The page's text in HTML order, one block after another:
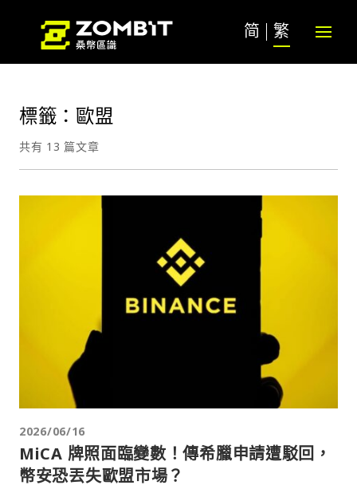
简 繁
標籤：歐盟
共有 13 篇文章
2026/06/16
MiCA 牌照面臨變數！傳希臘申請遭駁回，
幣安恐丟失歐盟市場？